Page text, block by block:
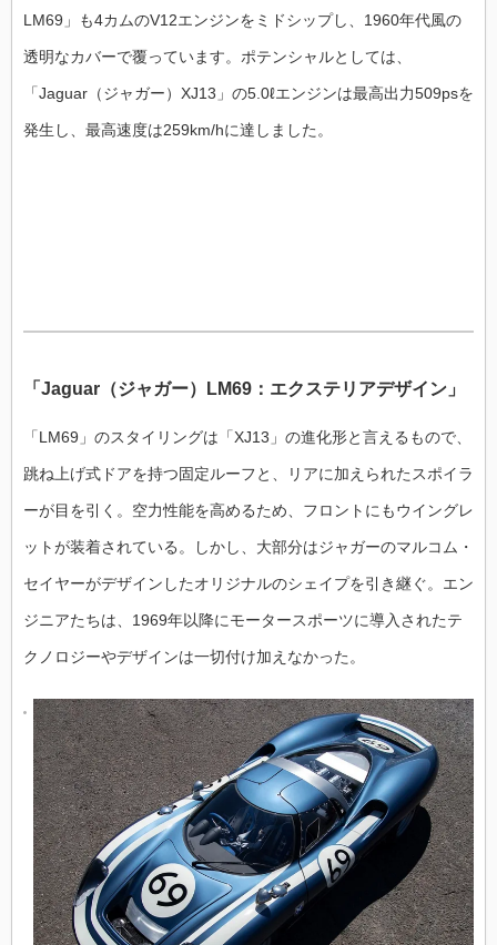
LM69」も4カムのV12エンジンをミドシップし、1960年代風の
透明なカバーで覆っています。ポテンシャルとしては、
「Jaguar（ジャガー）XJ13」の5.0ℓエンジンは最高出力509psを
発生し、最高速度は259km/hに達しました。
「Jaguar（ジャガー）LM69：エクステリアデザイン」
「LM69」のスタイリングは「XJ13」の進化形と言えるもので、
跳ね上げ式ドアを持つ固定ルーフと、リアに加えられたスポイラ
ーが目を引く。空力性能を高めるため、フロントにもウイングレ
ットが装着されている。しかし、大部分はジャガーのマルコム・
セイヤーがデザインしたオリジナルのシェイプを引き継ぐ。エン
ジニアたちは、1969年以降にモータースポーツに導入されたテ
クノロジーやデザインは一切付け加えなかった。